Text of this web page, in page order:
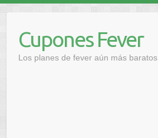
contenidoCupones Fever
Los planes de fever aún más baratos